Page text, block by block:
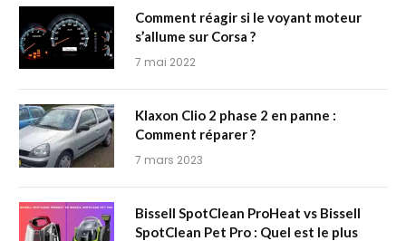
Comment réagir si le voyant moteur
s’allume sur Corsa ?
7 mai 2022
Klaxon Clio 2 phase 2 en panne :
Comment réparer ?
7 mars 2023
Bissell SpotClean ProHeat vs Bissell
SpotClean Pet Pro : Quel est le plus